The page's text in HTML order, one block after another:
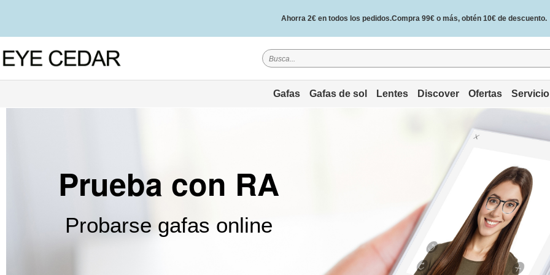
Ahorra 2€ en todos los pedidos.Compra 99€ o más, obtén 10€ de descuento.
2 años de garantía de calidad y 30 días de garantía de devolución del dinero.
Gafas Gafas de sol Lentes Discover Ofertas Servicio
Prueba con RA
Probarse gafas online